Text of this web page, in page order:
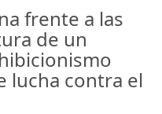
frente a las
de un
lucha contra el